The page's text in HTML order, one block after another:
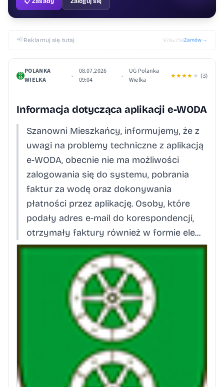
📢Reklamuj się tutaj 970×250Zamów →
POLANKA
WIELKA
•
08.07.2026
09:04
•
UG Polanka
Wielka
★★★★ ★ (3)
Informacja dotycząca aplikacji e-WODA
Szanowni Mieszkańcy, informujemy, że z
uwagi na problemy techniczne z aplikacją
e-WODA, obecnie nie ma możliwości
zalogowania się do systemu, pobrania
faktur za wodę oraz dokonywania
płatności przez aplikację. Osoby, które
podały adres e-mail do korespondencji,
otrzymały faktury również w formie ele...